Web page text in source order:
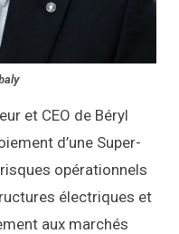
et CEO de Béryl
d’une Super-
opérationnels
électriques et
aux marchés